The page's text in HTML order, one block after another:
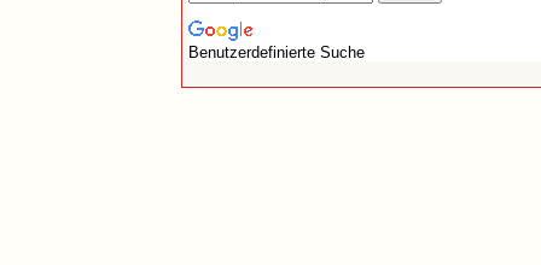
Benutzerdefinierte Suche